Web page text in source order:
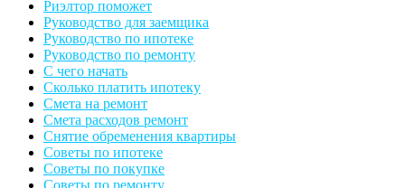
Риэлтор поможет
Руководство для заемщика
Руководство по ипотеке
Руководство по ремонту
С чего начать
Сколько платить ипотеку
Смета на ремонт
Смета расходов ремонт
Снятие обременения квартиры
Советы по ипотеке
Советы по покупке